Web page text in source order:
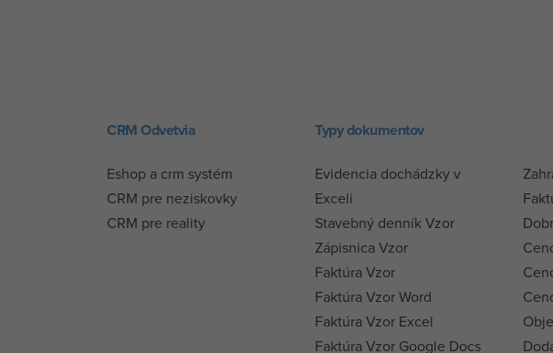
CRM Odvetvia
Eshop a crm systém
CRM pre neziskovky
CRM pre reality
Typy dokumentov
Evidencia dochádzky v
Exceli
Stavebný denník Vzor
Zápisnica Vzor
Faktúra Vzor
Faktúra Vzor Word
Faktúra Vzor Excel
Faktúra Vzor Google Docs